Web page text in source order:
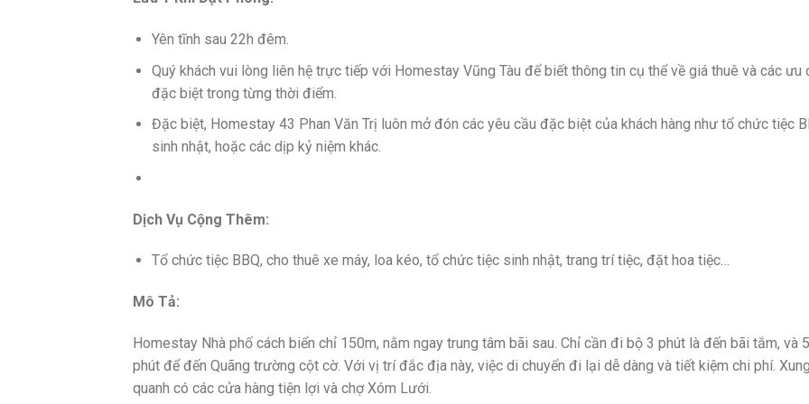
Yên tĩnh sau 22h đêm.
Quý khách vui lòng liên hệ trực tiếp với Homestay Vũng Tàu để biết thông tin cụ thể về giá thuê và các ưu
đặc biệt trong từng thời điểm.
Đặc biệt, Homestay 43 Phan Văn Trị luôn mở đón các yêu cầu đặc biệt của khách hàng như tổ chức tiệc
sinh nhật, hoặc các dịp kỷ niệm khác.
Dịch Vụ Cộng Thêm:
Tổ chức tiệc BBQ, cho thuê xe máy, loa kéo, tổ chức tiệc sinh nhật, trang trí tiệc, đặt hoa tiệc…
Mô Tả:
Homestay Nhà phố cách biển chỉ 150m, nằm ngay trung tâm bãi sau. Chỉ cần đi bộ 3 phút là đến bãi tắm, và 5
phút để đến Quãng trường cột cờ. Với vị trí đắc địa này, việc di chuyển đi lại dễ dàng và tiết kiệm chi phí. Xung
quanh có các cửa hàng tiện lợi và chợ Xóm Lưới.